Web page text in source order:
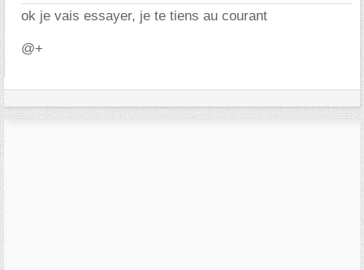
ok je vais essayer, je te tiens au courant
@+